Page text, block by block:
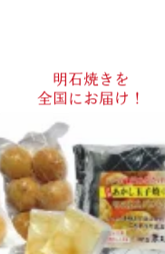
明石焼きを
全国にお届け！